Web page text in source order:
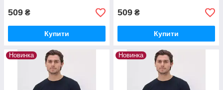
509 ₴
Купити
509 ₴
Купити
Новинка Новинка